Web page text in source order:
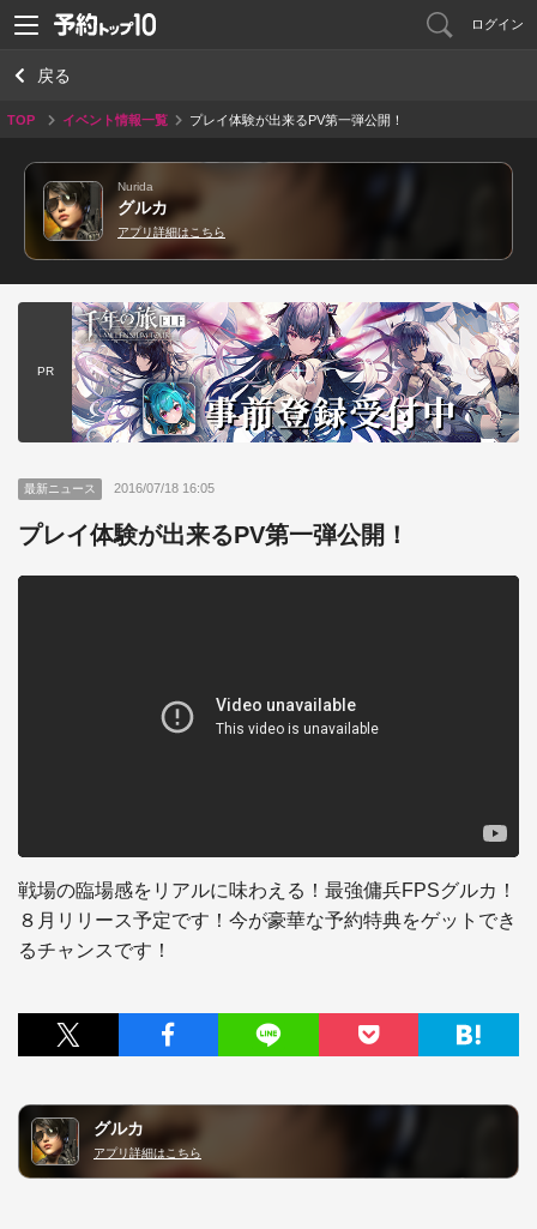
ログイン
戻る
TOP イベント情報一覧 プレイ体験が出来るPV第一弾公開！
Nurida
グルカ
アプリ詳細はこちら
PR
最新ニュース 2016/07/18 16:05
プレイ体験が出来るPV第一弾公開！
戦場の臨場感をリアルに味わえる！最強傭兵FPSグルカ！
８月リリース予定です！今が豪華な予約特典をゲットでき
るチャンスです！
グルカ
アプリ詳細はこちら